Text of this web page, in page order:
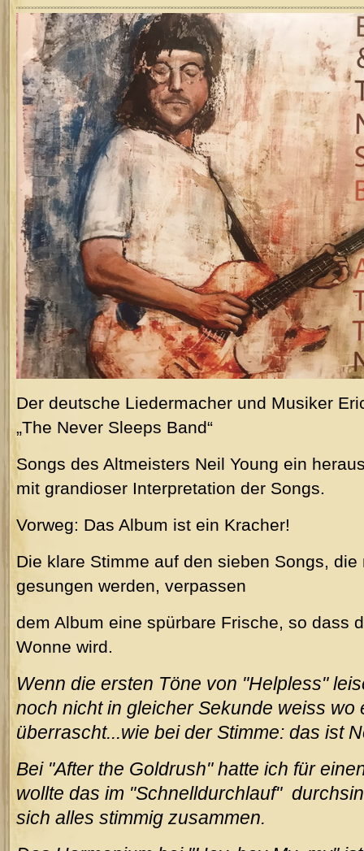
Der deutsche Liedermacher und Musiker
„The Never Sleeps Band“
Songs des Altmeisters Neil Young ein
mit grandioser Interpretation der Songs.
Vorweg: Das Album ist ein Kracher!
Die klare Stimme auf den sieben Songs,
gesungen werden, verpassen
dem Album eine spürbare Frische, so dass
Wonne wird.
Wenn die ersten Töne von "Helpless"
noch nicht in gleicher Sekunde weiss wo
überrascht...wie bei der Stimme: das ist
Bei "After the Goldrush" hatte ich für
wollte das im "Schnelldurchlauf"
sich alles stimmig zusammen.